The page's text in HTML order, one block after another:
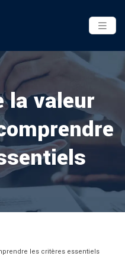
la valeur
les critères essentiels